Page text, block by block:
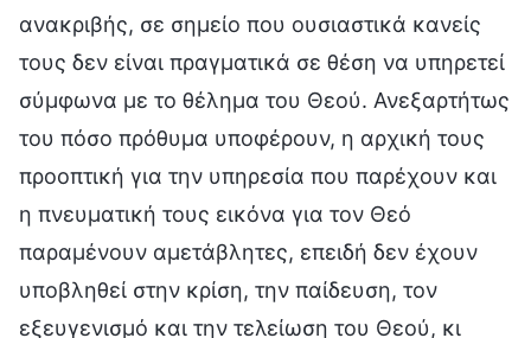
ανακριβής, σε σημείο που ουσιαστικά κανείς
τους δεν είναι πραγματικά σε θέση να υπηρετεί
σύμφωνα με το θέλημα του Θεού. Ανεξαρτήτως
του πόσο πρόθυμα υποφέρουν, η αρχική τους
προοπτική για την υπηρεσία που παρέχουν και
η πνευματική τους εικόνα για τον Θεό
παραμένουν αμετάβλητες, επειδή δεν έχουν
υποβληθεί στην κρίση, την παίδευση, τον
εξευγενισμό και την τελείωση του Θεού, κι